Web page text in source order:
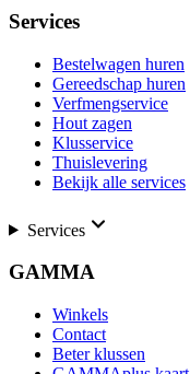
Services
Bestelwagen huren
Gereedschap huren
Verfmengservice
Hout zagen
Klusservice
Thuislevering
Bekijk alle services
Services
GAMMA
Winkels
Contact
Beter klussen